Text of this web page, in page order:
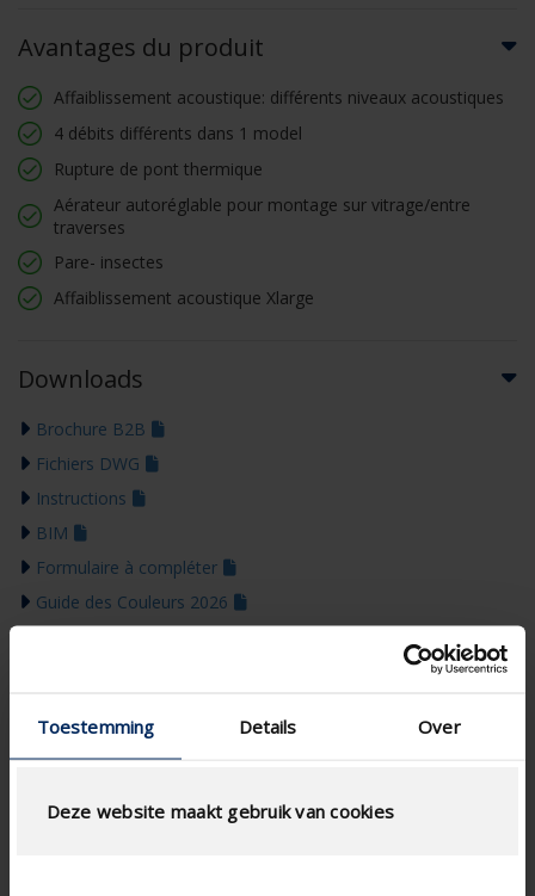
Toestemming Details Over
Deze website maakt gebruik van cookies
Avantages du produit
Affaiblissement acoustique: différents niveaux acoustiques
4 débits différents dans 1 model
Rupture de pont thermique
Aérateur autoréglable pour montage sur vitrage/entre
traverses
Pare- insectes
Affaiblissement acoustique Xlarge
Downloads
Brochure B2B
Fichiers DWG
Instructions
BIM
Formulaire à compléter
Guide des Couleurs 2026